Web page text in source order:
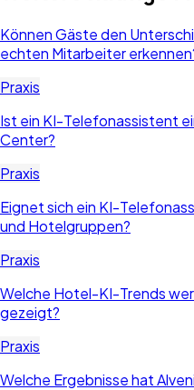
Können Gäste den
echten Mitarbeiter
Praxis
Ist ein KI-Telefonassistent
Center?
Praxis
Eignet sich ein KI-
und Hotelgruppen?
Praxis
Welche Hotel-KI-Trends
gezeigt?
Praxis
Welche Ergebnisse hat